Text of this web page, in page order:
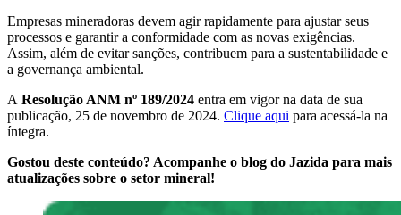
Empresas mineradoras devem agir rapidamente para ajustar seus
processos e garantir a conformidade com as novas exigências.
Assim, além de evitar sanções, contribuem para a sustentabilidade e
a governança ambiental.
A Resolução ANM nº 189/2024 entra em vigor na data de sua
publicação, 25 de novembro de 2024. Clique aqui para acessá-la na
íntegra.
Gostou deste conteúdo? Acompanhe o blog do Jazida para mais
atualizações sobre o setor mineral!